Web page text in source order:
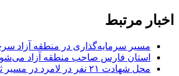
اخبار مرتبط
مسیر سرمایه‌گذاری در منطقه آزاد
استان فارس صاحب منطقه آزاد
محل شهادت ۲۱ نفر در لامرد در مسیر ثبت ملی قرار گرفت